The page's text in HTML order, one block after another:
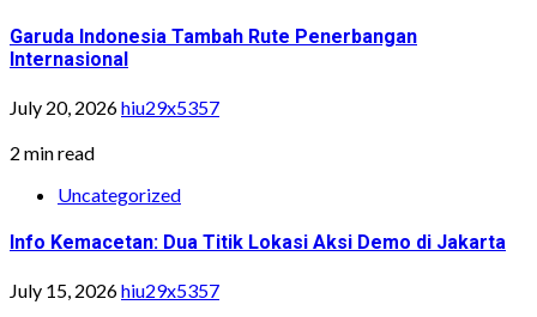
Garuda Indonesia Tambah Rute Penerbangan
Internasional
July 20, 2026hiu29x5357
2 min read
Uncategorized
Info Kemacetan: Dua Titik Lokasi Aksi Demo di Jakarta
July 15, 2026hiu29x5357